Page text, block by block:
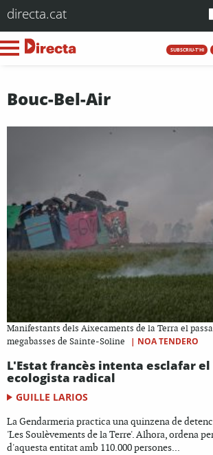
directa.cat
SUBSCRIU-T'HI
Bouc-Bel-Air
Manifestants dels Aixecaments de la Terra el
megabasses de Sainte-Soline
| NOA TENDERO
L'Estat francès intenta esclafar
ecologista radical
GUILLE LARIOS
La Gendarmeria practica una quinzena de
'Les Soulèvements de la Terre'. Alhora, ordena
d'aquesta entitat amb 110.000 persones...